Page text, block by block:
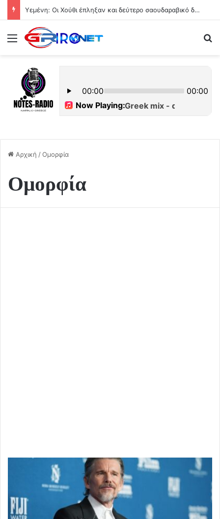
Υεμένη: Οι Χούθι έπληξαν και δεύτερο σαουδαραβικό δεξαμενόπλοιο στον Κόλπο του Άντεν
Μενού
Αρχική /Ομορφία
Ομορφία